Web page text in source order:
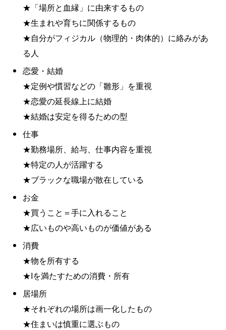
★「場所と血縁」に由来するもの
★生まれや育ちに関係するもの
★自分がフィジカル（物理的・肉体的）に絡みがあ
る人
恋愛・結婚
★定例や慣習などの「雛形」を重視
★恋愛の延長線上に結婚
★結婚は安定を得るための型
仕事
★勤務場所、給与、仕事内容を重視
★特定の人が活躍する
★ブラックな職場が散在している
お金
★買うこと＝手に入れること
★広いものや高いものが価値がある
消費
★物を所有する
★Iを満たすための消費・所有
居場所
★それぞれの場所は画一化したもの
★住まいは慎重に選ぶもの